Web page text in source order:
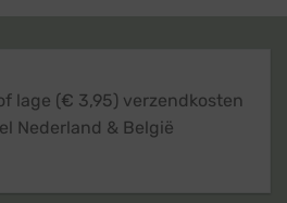
lage (€ 3,95) verzendkosten
Nederland & België